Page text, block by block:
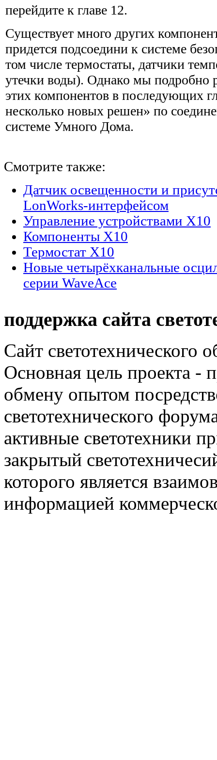
перейдите к главе 12.
Существует много других
придется подсоедини к системе
том числе термостаты, датчики
утечки воды). Однако мы подробно
этих ком­понентов в последующих
несколько новых решен» по
системе Умного Дома.
Смотрите также:
Датчик освещенности и
LonWorks-интерфейсом
Управление устройствами Х10
Компоненты Х10
Термостат Х10
Новые четырёхканальные
серии WaveAce
поддержка сайта
Сайт светотехнического
Основная цель проекта -
обмену опытом
светотехнического
активные светотехники
закрытый
которого является
информацией